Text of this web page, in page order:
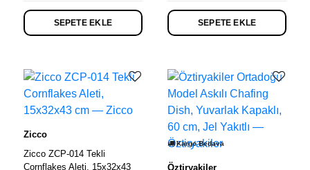
SEPETE EKLE SEPETE EKLE
Zicco
Zicco ZCP-014 Tekli
Cornflakes Aleti, 15x32x43
Kargo Bedava
Öztiryakiler